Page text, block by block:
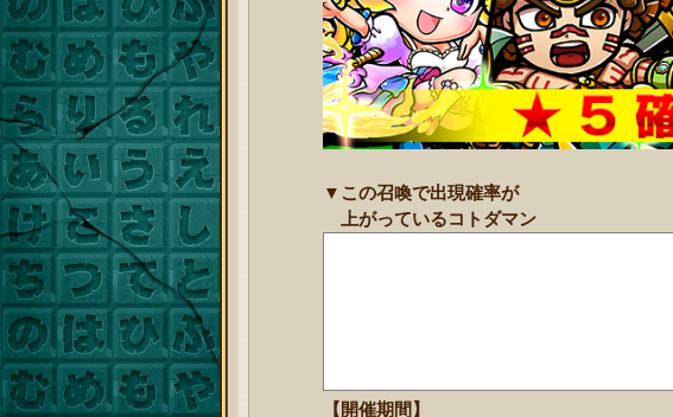
▼この召喚で出現確率が
上がっているコトダマン
【開催期間】